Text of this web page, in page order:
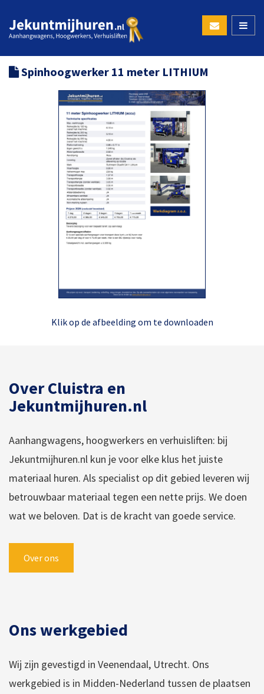
Spinhoogwerker 11 meter LITHIUM
Klik op de afbeelding om te downloaden
Over Cluistra en
Jekuntmijhuren.nl
Aanhangwagens, hoogwerkers en verhuisliften: bij
Jekuntmijhuren.nl kun je voor elke klus het juiste
materiaal huren. Als specialist op dit gebied leveren wij
betrouwbaar materiaal tegen een nette prijs. We doen
wat we beloven. Dat is de kracht van goede service.
Over ons
Ons werkgebied
Wij zijn gevestigd in Veenendaal, Utrecht. Ons
werkgebied is in Midden-Nederland tussen de plaatsen